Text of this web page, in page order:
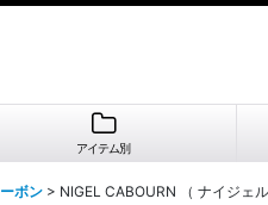
アイテム別
ボン > NIGEL CABOURN （ ナイジェ